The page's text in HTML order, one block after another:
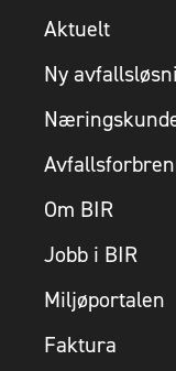
Aktuelt
Ny
Om BIR
Jobb i BIR
Miljøportalen
Faktura